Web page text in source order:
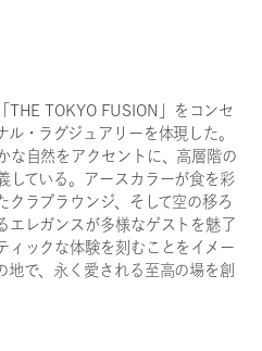
T
THE TOKYO FUSION」をコンセ
・ラグジュアリーを体現した。
な自然をアクセントに、高層階の
している。アースカラーが食を彩
クラブラウンジ、そして空の移ろ
エレガンスが多様なゲストを魅了
ィックな体験を刻むことをイメー
地で、永く愛される至高の場を創